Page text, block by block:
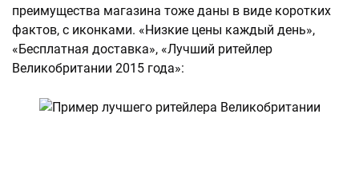
преимущества магазина тоже даны в виде коротких
фактов, с иконками. «Низкие цены каждый день»,
«Бесплатная доставка», «Лучший ритейлер
Великобритании 2015 года»: